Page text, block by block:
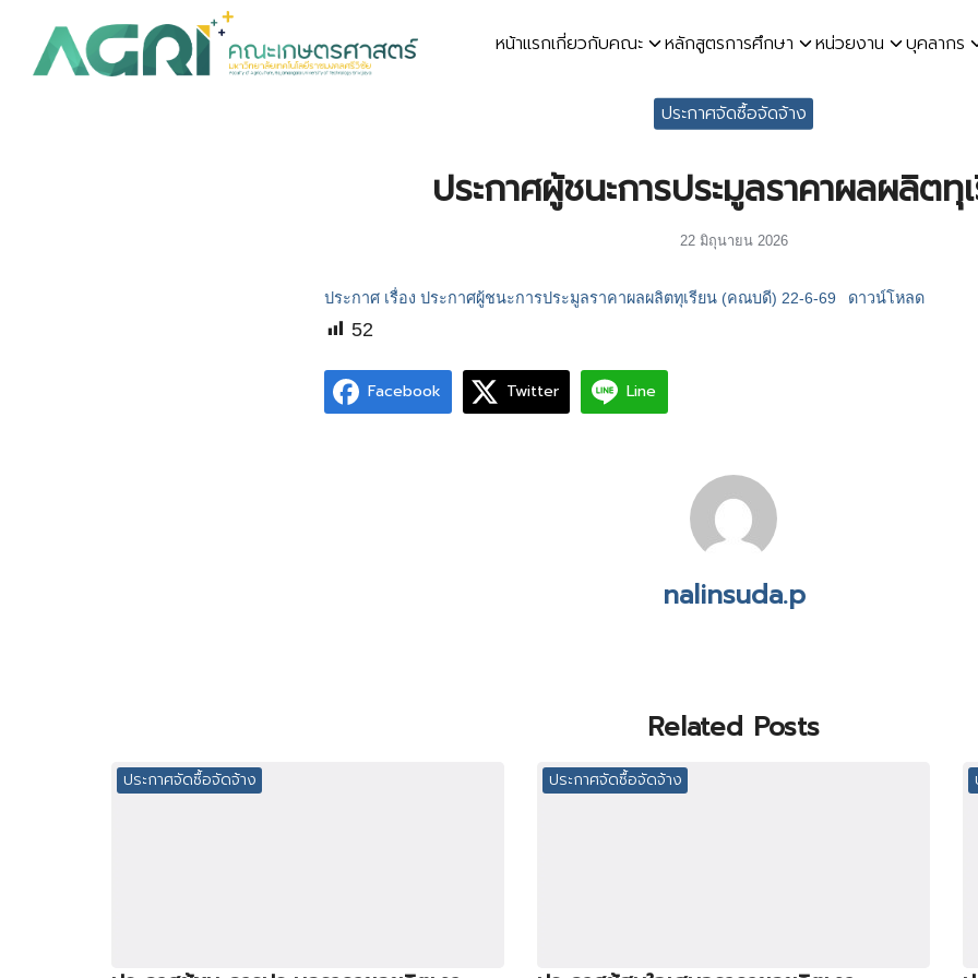
content
หน้าแรกเกี่ยวกับคณะ หลักสูตรการศึกษา หน่วยงาน บุคลากร
ประกาศจัดซื้อจัดจ้าง
ประกาศผู้ชนะการประมูลราคาผลผลิตทุ
22 มิถุนายน 2026
ประกาศ เรื่อง ประกาศผู้ชนะการประมูลราคาผลผลิตทุเรียน (คณบดี) 22-6-69 ดาวน์โหลด
52
Facebook Twitter Line
nalinsuda.p
Related Posts
ประกาศจัดซื้อจัดจ้าง ประกาศจัดซื้อจัดจ้าง